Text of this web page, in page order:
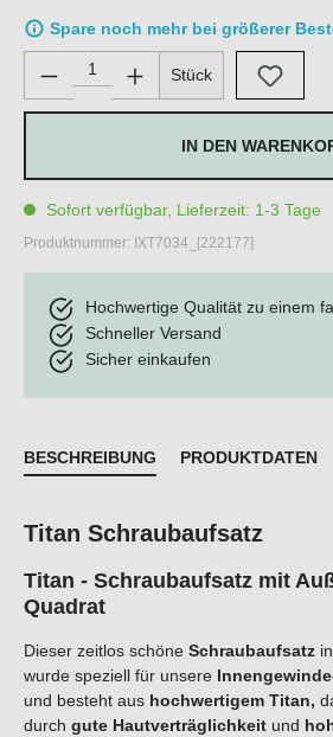
Spare noch mehr bei größerer
Produkt Anzahl: Gib den
Stück
IN DEN
Sofort verfügbar, Lieferzeit: 1-3 Tage
Produktnummer: IXT7034_[222177]
Hochwertige Qualität zu einem
Schneller Versand
Sicher einkaufen
BESCHREIBUNG PRODUKTDATEN
Titan Schraubaufsatz
Titan - Schraubaufsatz mit
Quadrat
Dieser zeitlos schöne Schraubaufsatz
wurde speziell für unsere
und besteht aus hochwertigem Titan,
durch gute Hautverträglichkeit und